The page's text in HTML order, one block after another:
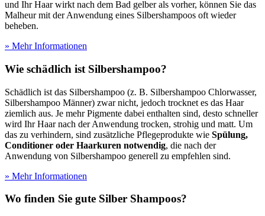
und Ihr Haar wirkt nach dem Bad gelber als vorher, können Sie das
Malheur mit der Anwendung eines Silbershampoos oft wieder
beheben.
» Mehr Informationen
Wie schädlich ist Silbershampoo?
Schädlich ist das Silbershampoo (z. B. Silbershampoo Chlorwasser,
Silbershampoo Männer) zwar nicht, jedoch trocknet es das Haar
ziemlich aus. Je mehr Pigmente dabei enthalten sind, desto schneller
wird Ihr Haar nach der Anwendung trocken, strohig und matt. Um
das zu verhindern, sind zusätzliche Pflegeprodukte wie Spülung,
Conditioner oder Haarkuren notwendig, die nach der
Anwendung von Silbershampoo generell zu empfehlen sind.
» Mehr Informationen
Wo finden Sie gute Silber Shampoos?